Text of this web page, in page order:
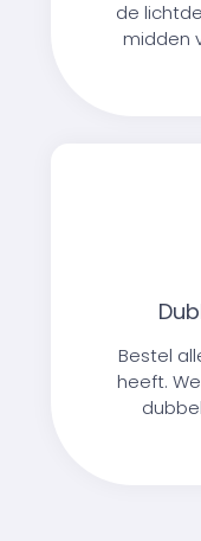
de
midden
Bestel
heeft.